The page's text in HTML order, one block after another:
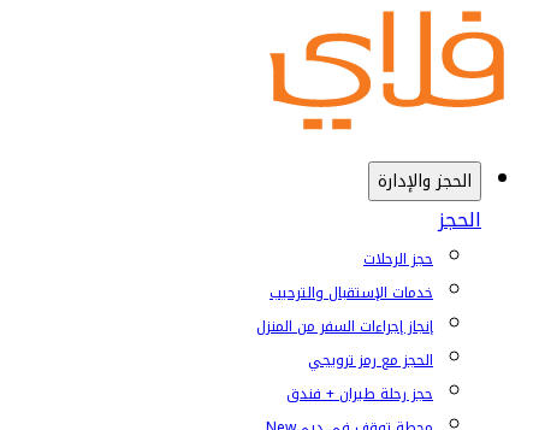
الحجز والإدارة
الحجز
حجز الرحلات
خدمات الإستقبال والترحيب
إنجاز إجراءات السفر من المنزل
الحجز مع رمز ترويجي
حجز رحلة طيران + فندق